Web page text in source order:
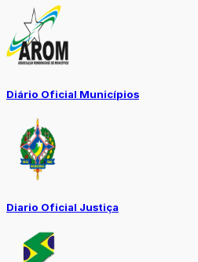
Diário Oficial Municípios
Diario Oficial Justiça